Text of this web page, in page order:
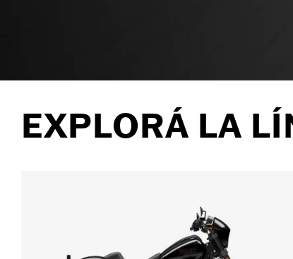
EXPLORÁ LA